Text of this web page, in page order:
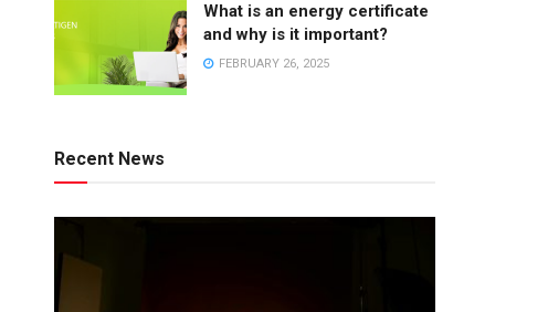
What is an energy certificate
and why is it important?
FEBRUARY 26, 2025
Recent News